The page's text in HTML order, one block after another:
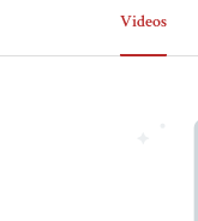
Videos